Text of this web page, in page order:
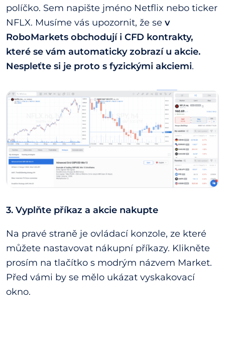
políčko. Sem napište jméno Netflix nebo ticker
NFLX. Musíme vás upozornit, že se v
RoboMarkets obchodují i CFD kontrakty,
které se vám automaticky zobrazí u akcie.
Nespleťte si je proto s fyzickými akciemi.
3. Vyplňte příkaz a akcie nakupte
Na pravé straně je ovládací konzole, ze které
můžete nastavovat nákupní příkazy. Klikněte
prosím na tlačítko s modrým názvem Market.
Před vámi by se mělo ukázat vyskakovací
okno.